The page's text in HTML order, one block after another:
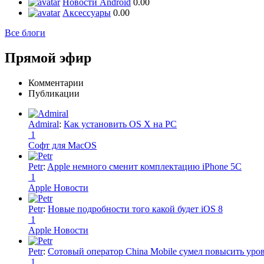
Новости Android 0.00
Аксессуары 0.00
Все блоги
Прямой эфир
Комментарии
Публикации
Admiral: Как установить OS X на PC
1
Софт для MacOS
Petr: Apple немного сменит комплектацию iPhone 5C
1
Apple Новости
Petr: Новые подробности того какой будет iOS 8
1
Apple Новости
Petr: Сотовый оператор China Mobile сумел повысить
1